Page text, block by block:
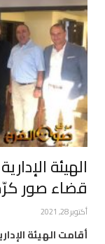
الهيئة
قضاء صور
أكتوبر 28, 2021
أقامت الهيئة